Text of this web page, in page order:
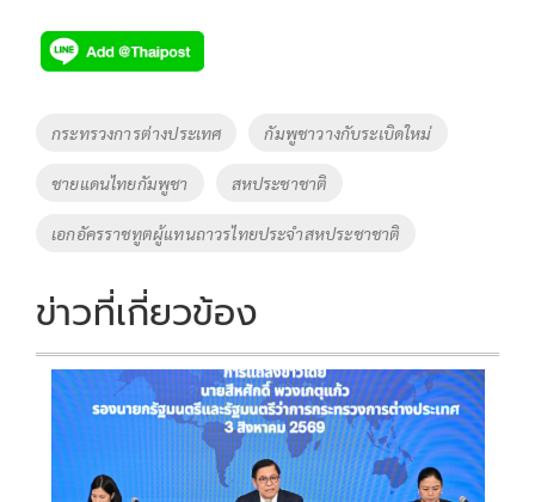
e
b
o
k
tt
er
p
y
Li
k
Tags
กระทรวงการต่างประเทศ กัมพูชาวางกับระเบิดใหม่
ชายแดนไทยกัมพูชา สหประชาชาติ
เอกอัครราชทูตผู้แทนถาวรไทยประจำสหประชาชาติ
ข่าวที่เกี่ยวข้อง